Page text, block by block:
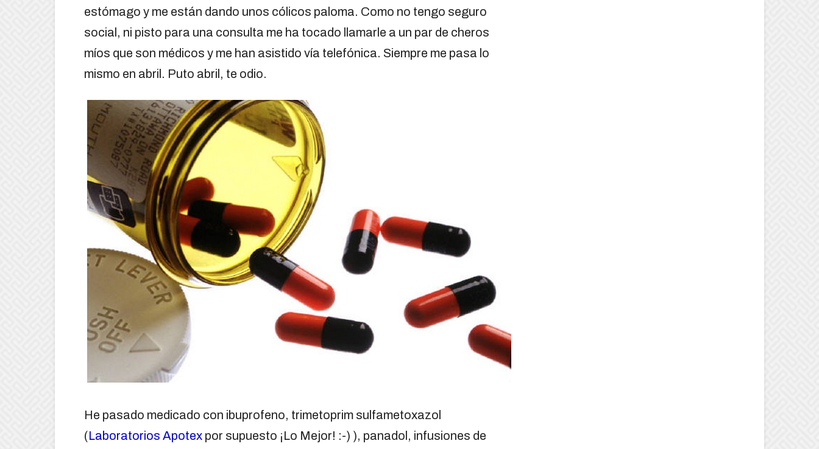
estómago y me están dando unos cólicos paloma. Como no tengo seguro
social, ni pisto para una consulta me ha tocado llamarle a un par de cheros
míos que son médicos y me han asistido vía telefónica. Siempre me pasa lo
mismo en abril. Puto abril, te odio.
He pasado medicado con ibuprofeno, trimetoprim sulfametoxazol
(Laboratorios Apotex por supuesto ¡Lo Mejor! :-) ), panadol, infusiones de